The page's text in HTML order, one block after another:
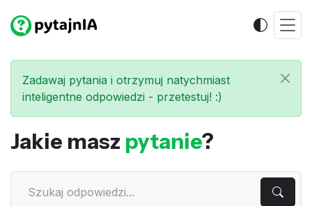
Zadawaj pytania i otrzymuj natychmiast
inteligentne odpowiedzi - przetestuj! :)
Jakie masz pytanie?